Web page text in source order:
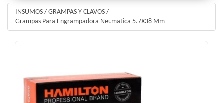
INSUMOS / GRAMPAS Y CLAVOS /
Grampas Para Engrampadora Neumatica 5.7X38 Mm